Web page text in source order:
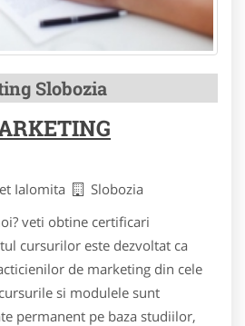
Slobozia
Ialomita
Slobozia
veti obtine certificari
cursurilor este dezvoltat ca
de marketing din cele
si modulele sunt
permanent pe baza studiilor,